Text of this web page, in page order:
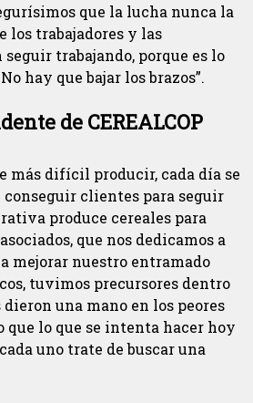
que la lucha nunca la
los trabajadores y las
trabajando, porque es lo
hay que bajar los brazos”.
de CEREALCOP
más difícil producir, cada día se
clientes para seguir
produce cereales para
que nos dedicamos a
mejorar nuestro entramado
tuvimos precursores dentro
una mano en los peores
que lo que se intenta hacer hoy
uno trate de buscar una